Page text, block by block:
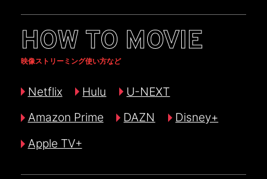
HOW TO MOVIE
映像ストリーミング使い方など
Netflix Hulu
U-NEXT
Amazon Prime
DAZN
Disney+
Apple TV+